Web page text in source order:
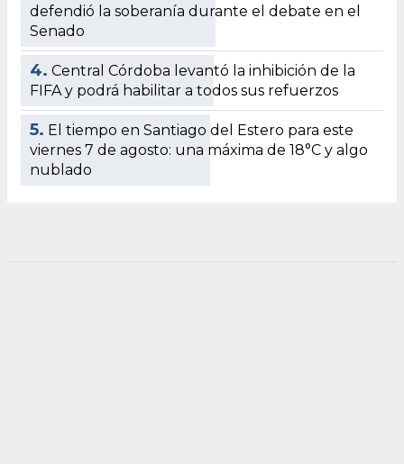
defendió la soberanía durante el debate en el
Senado
4. Central Córdoba levantó la inhibición de la
FIFA y podrá habilitar a todos sus refuerzos
5. El tiempo en Santiago del Estero para este
viernes 7 de agosto: una máxima de 18°C y algo
nublado